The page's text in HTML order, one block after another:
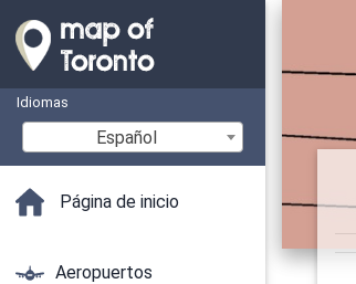
Idiomas
Español
Página de inicio
Aeropuertos